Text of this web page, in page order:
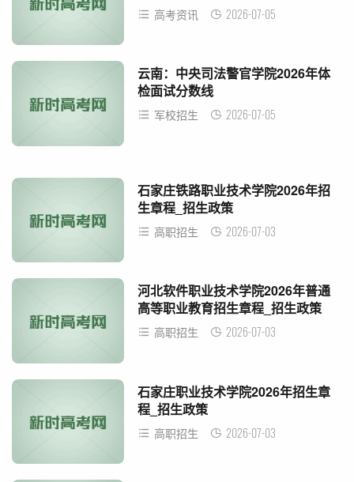
高考资讯 2026-07-05
云南：中央司法警官学院2026年体
检面试分数线
军校招生 2026-07-05
石家庄铁路职业技术学院2026年招
生章程_招生政策
高职招生 2026-07-03
河北软件职业技术学院2026年普通
高等职业教育招生章程_招生政策
高职招生 2026-07-03
石家庄职业技术学院2026年招生章
程_招生政策
高职招生 2026-07-03